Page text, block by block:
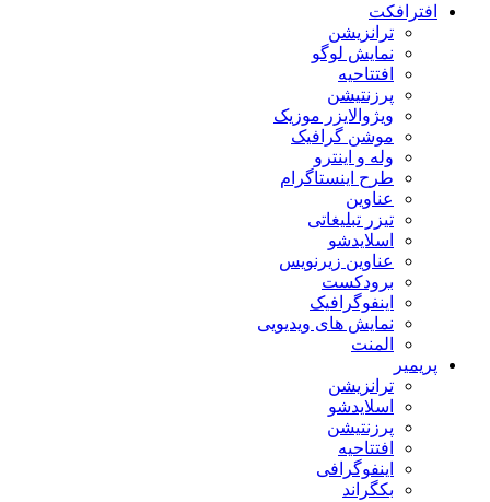
افترافکت
ترانزیشن
نمایش لوگو
افتتاحیه
پرزنتیشن
ویژوالایزر موزیک
موشن گرافیک
وله و اینترو
طرح اینستاگرام
عناوین
تیزر تبلیغاتی
اسلایدشو
عناوین زیرنویس
برودکست
اینفوگرافیک
نمایش های ویدیویی
المنت
پریمیر
ترانزیشن
اسلایدشو
پرزنتیشن
افتتاحیه
اینفوگرافی
بکگراند